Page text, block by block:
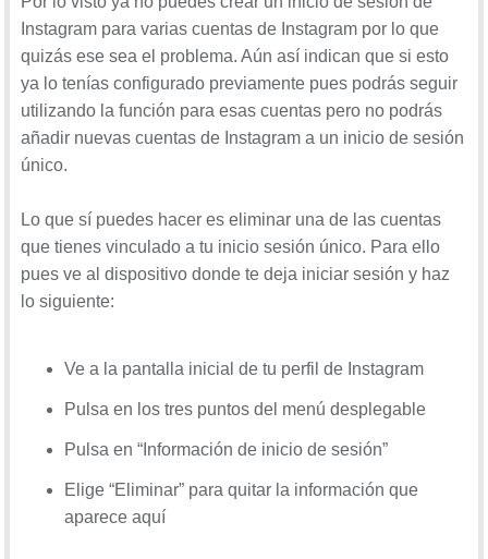
Instagram para varias cuentas de Instagram por lo que
quizás ese sea el problema. Aún así indican que si esto
ya lo tenías configurado previamente pues podrás seguir
utilizando la función para esas cuentas pero no podrás
añadir nuevas cuentas de Instagram a un inicio de sesión
único.
Lo que sí puedes hacer es eliminar una de las cuentas
que tienes vinculado a tu inicio sesión único. Para ello
pues ve al dispositivo donde te deja iniciar sesión y haz
lo siguiente:
Ve a la pantalla inicial de tu perfil de Instagram
Pulsa en los tres puntos del menú desplegable
Pulsa en “Información de inicio de sesión”
Elige “Eliminar” para quitar la información que
aparece aquí